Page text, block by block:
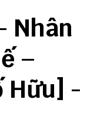
Nhân
–
Hữu] -